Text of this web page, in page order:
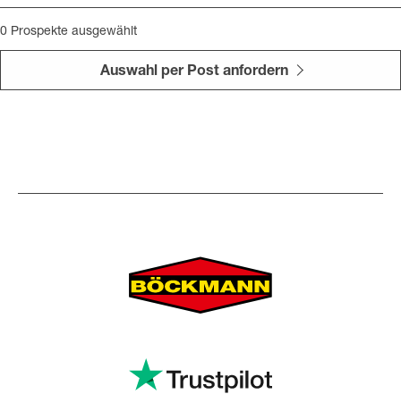
0 Prospekte ausgewählt
Auswahl per Post anfordern